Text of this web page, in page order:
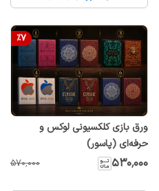
%7
ورق بازی کلکسیونی لوکس و
حرفه‌ای (پاسور)
۵۳۰٬۰۰۰ ۵۷۰٬۰۰۰